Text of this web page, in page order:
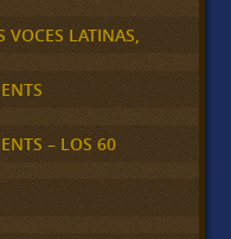
LATINAS,
– LOS 60